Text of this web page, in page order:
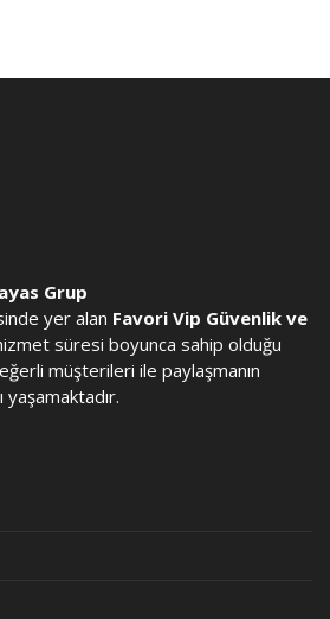
Grup
yer alan Favori Vip Güvenlik ve
süresi boyunca sahip olduğu
müşterileri ile paylaşmanın
yaşamaktadır.